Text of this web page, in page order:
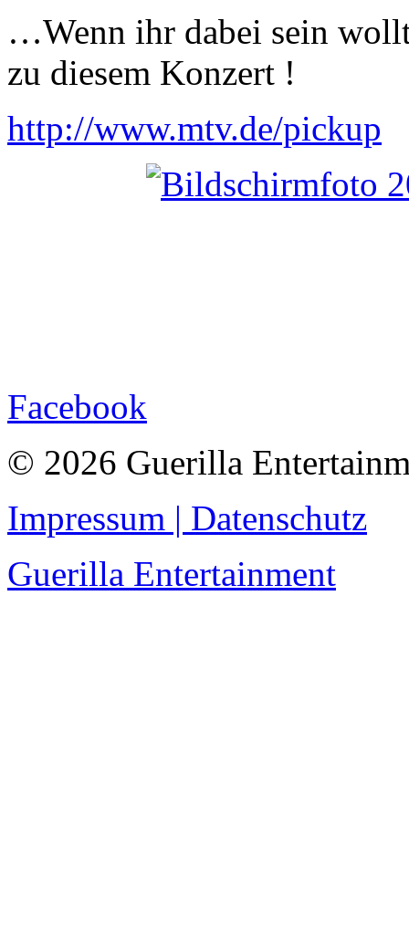
…Wenn ihr dabei sein
zu diesem Konzert !
http://www.mtv.de/pickup
Facebook
© 2026 Guerilla
Impressum | Datenschutz
Guerilla Entertainment